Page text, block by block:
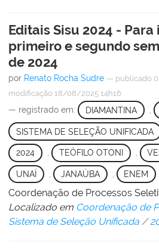
Editais Sisu 2024 - Para
primeiro e segundo
de 2024
por Renato Rocha Sudre — publicado
modificação 18/08/2025 14h16
— registrado em: DIAMANTINA
SISTEMA DE SELEÇÃO UNIFICADA
2024 , TEÓFILO OTONI ,
UNAÍ JANAÚBA ENEM
Coordenação de Processos
Localizado em Coordenação de
Sistema de Seleção Unificada /